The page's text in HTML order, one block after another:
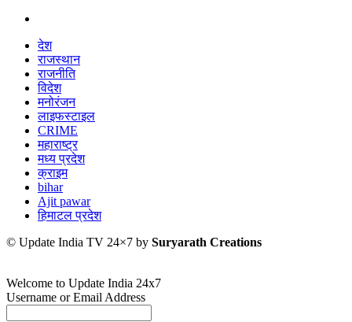
देश
राजस्थान
राजनीति
विदेश
मनोरंजन
लाइफस्टाइल
CRIME
महाराष्ट्र
मध्य प्रदेश
क्राइम
bihar
Ajit pawar
हिमाटल प्रदेश
© Update India TV 24×7 by Suryarath Creations
Welcome to Update India 24x7
Username or Email Address